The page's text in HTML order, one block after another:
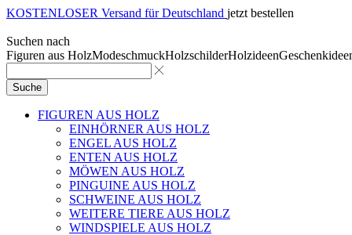
KOSTENLOSER Versand für Deutschland jetzt bestellen
Suchen nach
Figuren aus HolzModeschmuckHolzschilderHolzideen
Suche
FIGUREN AUS HOLZ
EINHÖRNER AUS HOLZ
ENGEL AUS HOLZ
ENTEN AUS HOLZ
MÖWEN AUS HOLZ
PINGUINE AUS HOLZ
SCHWEINE AUS HOLZ
WEITERE TIERE AUS HOLZ
WINDSPIELE AUS HOLZ